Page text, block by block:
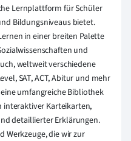
Lernplattform für Schüler
Bildungsniveaus bietet.
in einer breiten Palette
und
weltweit verschiedene
SAT, ACT, Abitur und mehr
umfangreiche Bibliothek
interaktiver Karteikarten,
detaillierter Erklärungen.
Werkzeuge, die wir zur